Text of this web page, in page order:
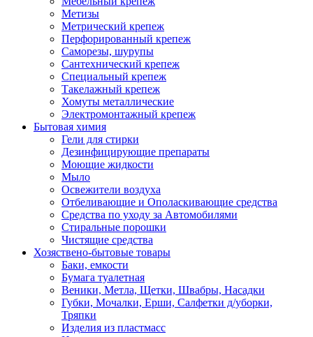
Метизы
Метрический крепеж
Перфорированный крепеж
Саморезы, шурупы
Сантехнический крепеж
Специальный крепеж
Такелажный крепеж
Хомуты металлические
Электромонтажный крепеж
Бытовая химия
Гели для стирки
Дезинфицирующие препараты
Моющие жидкости
Мыло
Освежители воздуха
Отбеливающие и Ополаскивающие средства
Средства по уходу за Автомобилями
Стиральные порошки
Чистящие средства
Хозяствено-бытовые товары
Баки, емкости
Бумага туалетная
Веники, Метла, Щетки, Швабры, Насадки
Губки, Мочалки, Ерши, Салфетки д/уборки,
Тряпки
Изделия из пластмасс